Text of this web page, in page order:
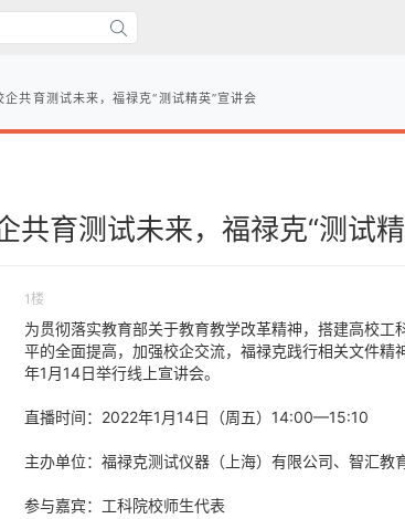
企共育测试未来，福禄克“测试精英”宣讲会
共育测试未来，福禄克“测试
1楼
为贯彻落实教育部关于教育教学改革精神，搭建高校
平的全面提高，加强校企交流，福禄克践行相关文件
年1月14日举行线上宣讲会。
直播时间：2022年1月14日（周五）14:00—15:10
主办单位：福禄克测试仪器（上海）有限公司、智汇教
参与嘉宾：工科院校师生代表